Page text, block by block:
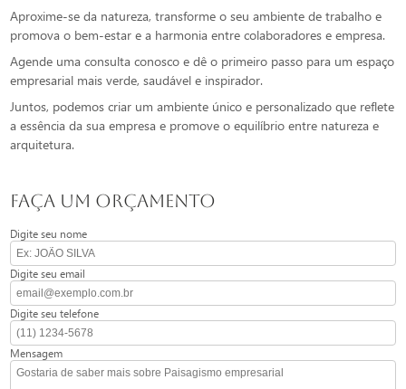
Aproxime-se da natureza, transforme o seu ambiente de trabalho e
promova o bem-estar e a harmonia entre colaboradores e empresa.
Agende uma consulta conosco e dê o primeiro passo para um espaço
empresarial mais verde, saudável e inspirador.
Juntos, podemos criar um ambiente único e personalizado que reflete
a essência da sua empresa e promove o equilíbrio entre natureza e
arquitetura.
FAÇA UM ORÇAMENTO
Digite seu nome
Digite seu email
Digite seu telefone
Mensagem